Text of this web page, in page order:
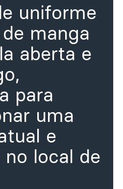
uniforme
manga
aberta e
para
uma
e
local de